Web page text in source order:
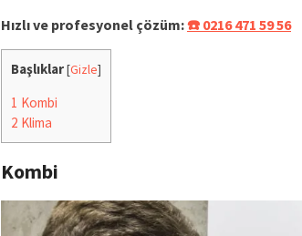
Hızlı ve profesyonel çözüm:☎️ 0216 471 59 56
Başlıklar[Gizle]
1 Kombi
2 Klima
Kombi